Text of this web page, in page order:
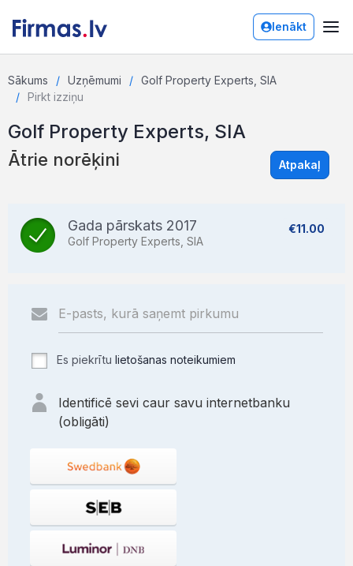
Ienākt
Sākums Uzņēmumi
Golf Property Experts, SIA
Pirkt izziņu
Golf Property Experts, SIA
Ātrie norēķini Atpakaļ
Gada pārskats 2017
Golf Property Experts, SIA
€11.00
Es piekrītu lietošanas noteikumiem
Identificē sevi caur savu internetbanku
(obligāti)